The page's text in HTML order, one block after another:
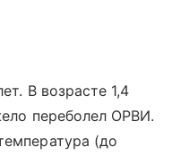
В возрасте 1,4
переболел ОРВИ.
(до